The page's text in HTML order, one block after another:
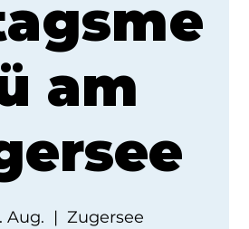
am
Aug.
  |
Zugersee